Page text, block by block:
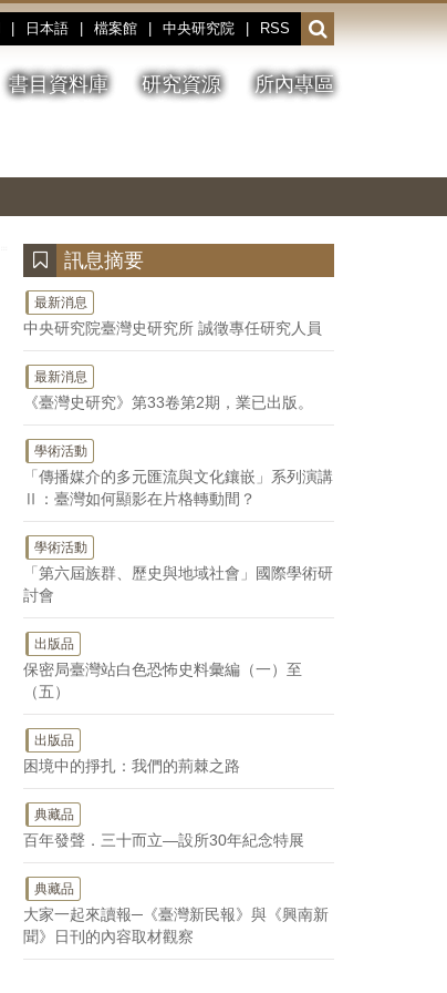
日本語 檔案館 中央研究院 RSS
開
啟
或
收
書目資料庫 研究資源 所內專區
停、
圖
圖
結
訊息摘要
最新消息
中央研究院臺灣史研究所 誠徵專任研究人員
最新消息
《臺灣史研究》第33卷第2期，業已出版。
學術活動
「傳播媒介的多元匯流與文化鑲嵌」系列演講
Ⅱ：臺灣如何顯影在片格轉動間？
學術活動
「第六屆族群、歷史與地域社會」國際學術研
討會
出版品
保密局臺灣站白色恐怖史料彙編（一）至
（五）
出版品
困境中的掙扎：我們的荊棘之路
典藏品
百年發聲．三十而立—設所30年紀念特展
典藏品
大家一起來讀報─《臺灣新民報》與《興南新
聞》日刊的內容取材觀察